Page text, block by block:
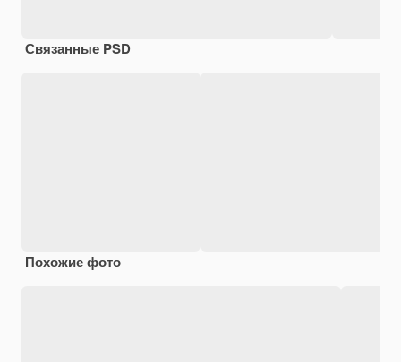
Связанные PSD
Похожие фото